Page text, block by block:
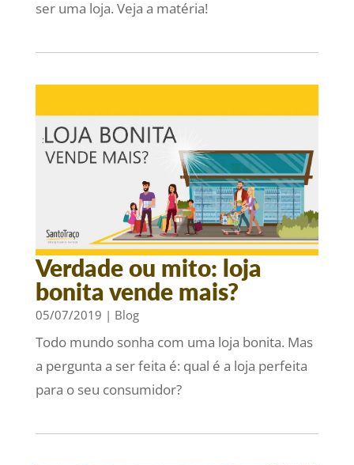
ser uma loja. Veja a matéria!
Verdade ou mito: loja
bonita vende mais?
05/07/2019 | Blog
Todo mundo sonha com uma loja bonita. Mas
a pergunta a ser feita é: qual é a loja perfeita
para o seu consumidor?